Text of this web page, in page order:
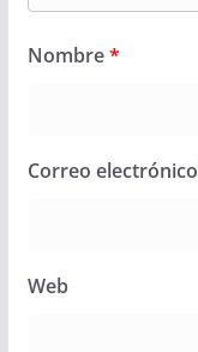
Nombre*
Correo electrónico
Web